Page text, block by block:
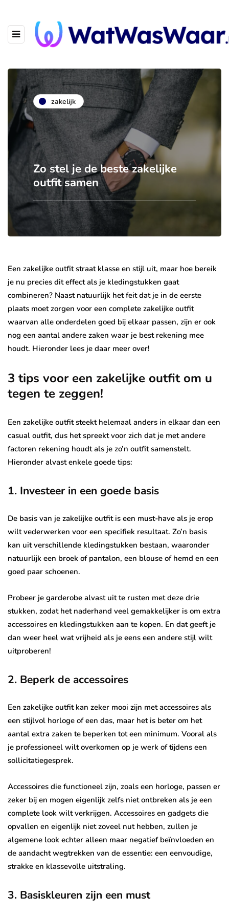
zakelijk
Zo stel je de beste zakelijke
outfit samen
Een zakelijke outfit straat klasse en stijl uit, maar hoe bereik
je nu precies dit effect als je kledingstukken gaat
combineren? Naast natuurlijk het feit dat je in de eerste
plaats moet zorgen voor een complete zakelijke outfit
waarvan alle onderdelen goed bij elkaar passen, zijn er ook
nog een aantal andere zaken waar je best rekening mee
houdt. Hieronder lees je daar meer over!
3 tips voor een zakelijke outfit om u
tegen te zeggen!
Een zakelijke outfit steekt helemaal anders in elkaar dan een
casual outfit, dus het spreekt voor zich dat je met andere
factoren rekening houdt als je zo’n outfit samenstelt.
Hieronder alvast enkele goede tips:
1. Investeer in een goede basis
De basis van je zakelijke outfit is een must-have als je erop
wilt vederwerken voor een specifiek resultaat. Zo’n basis
kan uit verschillende kledingstukken bestaan, waaronder
natuurlijk een broek of pantalon, een blouse of hemd en een
goed paar schoenen.
Probeer je garderobe alvast uit te rusten met deze drie
stukken, zodat het naderhand veel gemakkelijker is om extra
accessoires en kledingstukken aan te kopen. En dat geeft je
dan weer heel wat vrijheid als je eens een andere stijl wilt
uitproberen!
2. Beperk de accessoires
Een zakelijke outfit kan zeker mooi zijn met accessoires als
een stijlvol horloge of een das, maar het is beter om het
aantal extra zaken te beperken tot een minimum. Vooral als
je professioneel wilt overkomen op je werk of tijdens een
sollicitatiegesprek.
Accessoires die functioneel zijn, zoals een horloge, passen er
zeker bij en mogen eigenlijk zelfs niet ontbreken als je een
complete look wilt verkrijgen. Accessoires en gadgets die
opvallen en eigenlijk niet zoveel nut hebben, zullen je
algemene look echter alleen maar negatief beïnvloeden en
de aandacht wegtrekken van de essentie: een eenvoudige,
strakke en klassevolle uitstraling.
3. Basiskleuren zijn een must